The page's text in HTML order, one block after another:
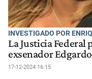
INVESTIGADO POR
La Justicia
exsenador
17-12-2024 16:15